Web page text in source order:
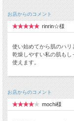
お店からのコメント
rinrin☆様
使い始めてから肌のハリ
乾燥しやすい私の肌もし
使えます。
お店からのコメント
mochi様